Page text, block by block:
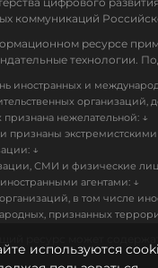
коммуникаций
ресурсе
технологии.
иностранных и
организаций,
признана нежелательной: ↓
признаны
↓
СМИ и физические
агентами: ↓
в том числе
признанных
используются